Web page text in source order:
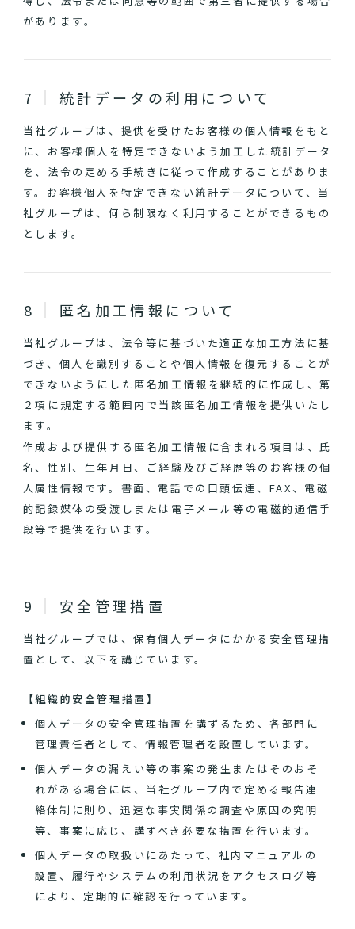
があります。
統計データの利用について
当社グループは、提供を受けたお客様の個人情報をもと
に、お客様個人を特定できないよう加工した統計データ
を、法令の定める手続きに従って作成することがありま
す。お客様個人を特定できない統計データについて、当
社グループは、何ら制限なく利用することができるもの
とします。
匿名加工情報について
当社グループは、法令等に基づいた適正な加工方法に基
づき、個人を識別することや個人情報を復元することが
できないようにした匿名加工情報を継続的に作成し、第
２項に規定する範囲内で当該匿名加工情報を提供いたし
ます。
作成および提供する匿名加工情報に含まれる項目は、氏
名、性別、生年月日、ご経験及びご経歴等のお客様の個
人属性情報です。書面、電話での口頭伝達、FAX、電磁
的記録媒体の受渡しまたは電子メール等の電磁的通信手
段等で提供を行います。
安全管理措置
当社グループでは、保有個人データにかかる安全管理措
置として、以下を講じています。
【組織的安全管理措置】
個人データの安全管理措置を講ずるため、各部門に
管理責任者として、情報管理者を設置しています。
個人データの漏えい等の事案の発生またはそのおそ
れがある場合には、当社グループ内で定める報告連
絡体制に則り、迅速な事実関係の調査や原因の究明
等、事案に応じ、講ずべき必要な措置を行います。
個人データの取扱いにあたって、社内マニュアルの
設置、履行やシステムの利用状況をアクセスログ等
により、定期的に確認を行っています。